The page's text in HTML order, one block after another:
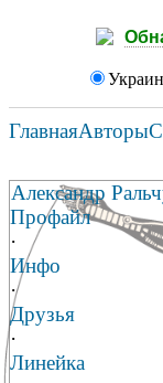
ГлавнаяАвторы
Александр
Профайл
·
Инфо
·
Друзья
·
Линейка